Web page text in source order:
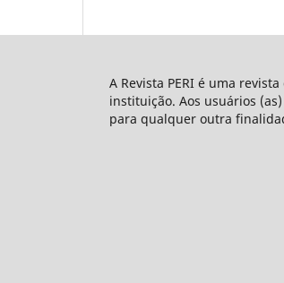
A Revista PERI é uma
instituição. Aos usuários
para qualquer outra